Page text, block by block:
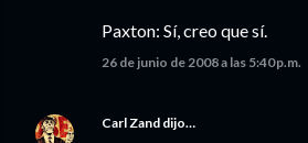
Paxton: Sí, creo que sí.
26 de junio de 2008 a las 5:40 p.m.
Carl Zand dijo…